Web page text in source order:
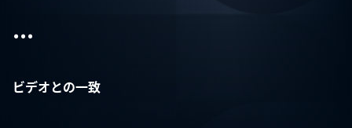
...
ビデオとの一致